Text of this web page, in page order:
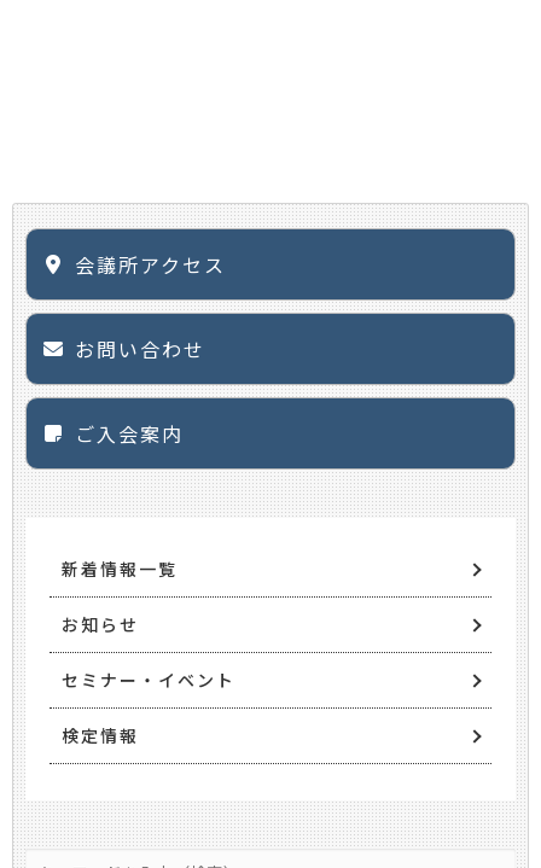
会議所アクセス
お問い合わせ
ご入会案内
新着情報一覧
お知らせ
セミナー・イベント
検定情報